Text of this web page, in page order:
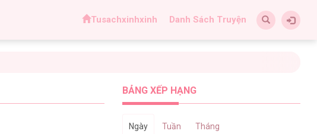
Tusachxinhxinh Danh Sách Truyện
BẢNG XẾP HẠNG
Ngày Tuần Tháng